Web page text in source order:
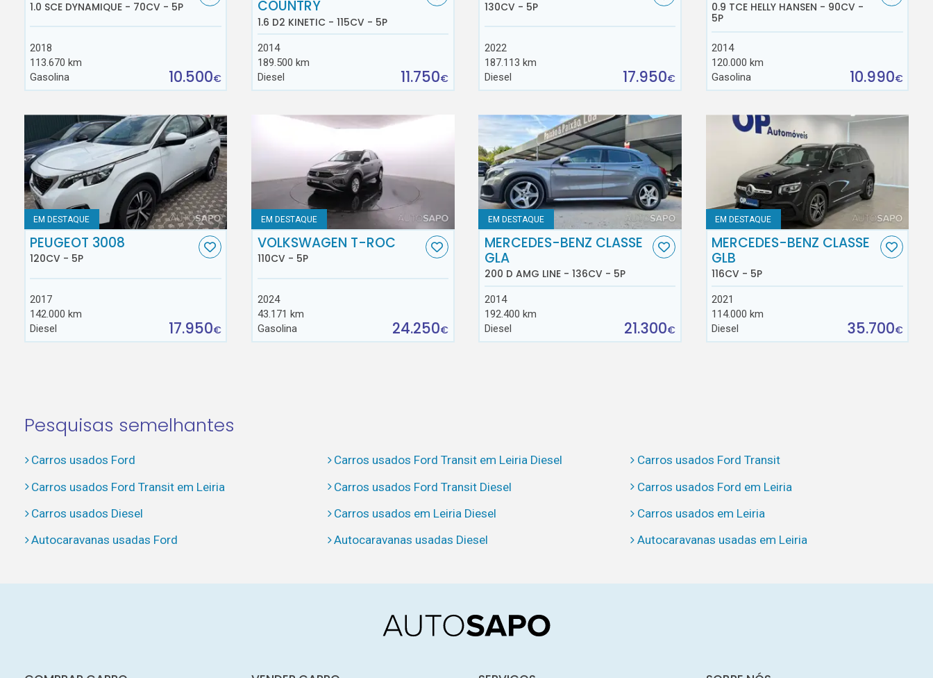
1.0 SCE DYNAMIQUE - 70CV - 5P
2018
113.670 km
Gasolina
10.500€
COUNTRY
1.6 D2 KINETIC - 115CV - 5P
2014
189.500 km
Diesel
11.750€
130CV - 5P
2022
187.113 km
Diesel
17.950€
0.9 TCE HELLY HANSEN - 90CV -
5P
2014
120.000 km
Gasolina
10.990€
EM DESTAQUE
PEUGEOT 3008
120CV - 5P
2017
142.000 km
Diesel
17.950€
EM DESTAQUE
VOLKSWAGEN T-ROC
110CV - 5P
2024
43.171 km
Gasolina
24.250€
EM DESTAQUE
MERCEDES-BENZ CLASSE
GLA
200 D AMG LINE - 136CV - 5P
2014
192.400 km
Diesel
21.300€
EM DESTAQUE
MERCEDES-BENZ CLASSE
GLB
116CV - 5P
2021
114.000 km
Diesel
35.700€
Pesquisas semelhantes
Carros usados Ford Carros usados Ford Transit em Leiria Diesel
Carros usados Ford Transit
Carros usados Ford Transit em Leiria
Carros usados Ford Transit Diesel
Carros usados Ford em Leiria
Carros usados Diesel
Carros usados em Leiria Diesel
Carros usados em Leiria
Autocaravanas usadas Ford
Autocaravanas usadas Diesel Autocaravanas usadas em Leiria